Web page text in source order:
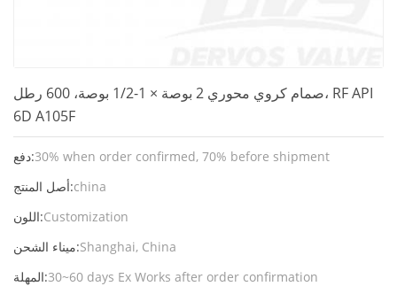
صمام كروي محوري 2 بوصة × 1-1/2 بوصة، 600 رطل، RF API
6D A105F
دفع:30% when order confirmed, 70% before shipment
أصل المنتج:china
اللون:Customization
ميناء الشحن:Shanghai, China
المهلة:30~60 days Ex Works after order confirmation